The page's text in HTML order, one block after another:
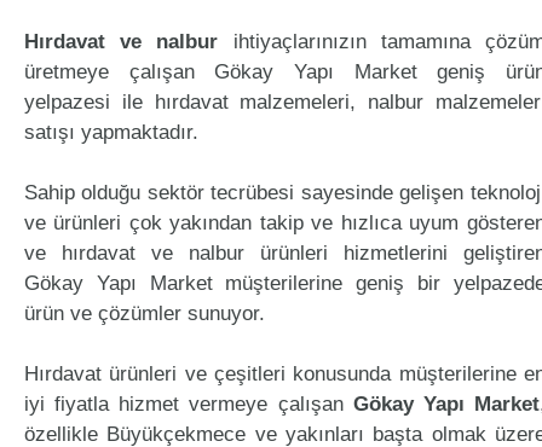
Hırdavat ve nalbur ihtiyaçlarınızın tamamına
üretmeye çalışan Gökay Yapı Market geniş
yelpazesi ile hırdavat malzemeleri, nalbur
satışı yapmaktadır.
Sahip olduğu sektör tecrübesi sayesinde gelişen
ve ürünleri çok yakından takip ve hızlıca uyum
ve hırdavat ve nalbur ürünleri hizmetlerini
Gökay Yapı Market müşterilerine geniş bir
ürün ve çözümler sunuyor.
Hırdavat ürünleri ve çeşitleri konusunda müşterilerine
iyi fiyatla hizmet vermeye çalışan Gökay Yapı Market
özellikle Büyükçekmece ve yakınları başta olmak